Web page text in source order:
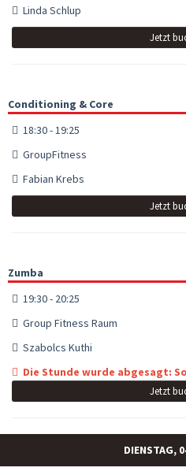
Linda Schlup
Jetzt
Conditioning & Core
18:30 - 19:25
GroupFitness
Fabian Krebs
Jetzt
Zumba
19:30 - 20:25
Group Fitness Raum
Szabolcs Kuthi
Die Stunde wurde abgesagt:
Jetzt
DIENSTAG,